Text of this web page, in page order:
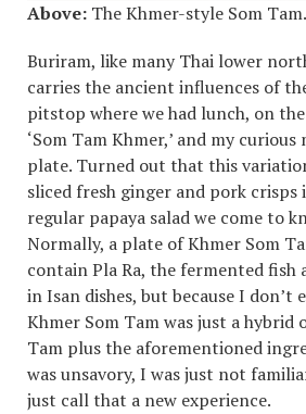
Above: The Khmer-style Som Tam.
Buriram, like many Thai lower
carries the ancient influences of
pitstop where we had lunch, on
‘Som Tam Khmer,’ and my
plate. Turned out that this
sliced fresh ginger and pork
regular papaya salad we come to
Normally, a plate of Khmer Som
contain Pla Ra, the fermented fish
in Isan dishes, but because I don’t
Khmer Som Tam was just a hybrid
Tam plus the aforementioned
was unsavory, I was just not
just call that a new experience.